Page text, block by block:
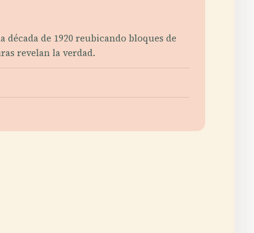
de 1920 reubicando bloques de
revelan la verdad.